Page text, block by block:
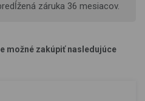
záruka 36 mesiacov.
možné zakúpiť nasledujúce